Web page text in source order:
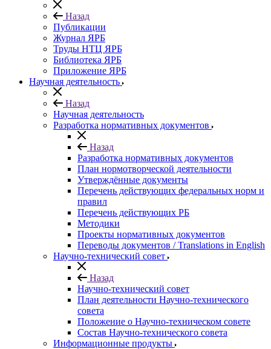
Назад
Публикации
Журнал ЯРБ
Труды НТЦ ЯРБ
Библиотека ЯРБ
Приложение ЯРБ
Научная деятельность
Назад
Научная деятельность
Разработка нормативных документов
Назад
Разработка нормативных документов
План нормотворческой деятельности
Утверждённые документы
Перечень действующих федеральных норм и
правил
Перечень действующих РБ
Методики
Проекты нормативных документов
Переводы документов / Translations in English
Научно-технический совет
Назад
Научно-технический совет
План деятельности Научно-технического
совета
Положение о Научно-техническом совете
Состав Научно-технического совета
Информационные продукты